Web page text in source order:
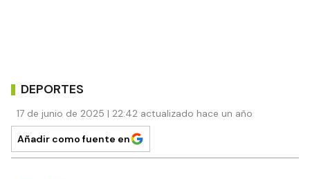
DEPORTES
17 de junio de 2025 | 22:42 actualizado hace un año
Añadir como fuente en